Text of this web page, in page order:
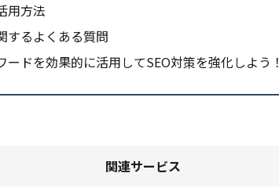
用方法
するよくある質問
ードを効果的に活用してSEO対策を強化しよう！
関連サービス